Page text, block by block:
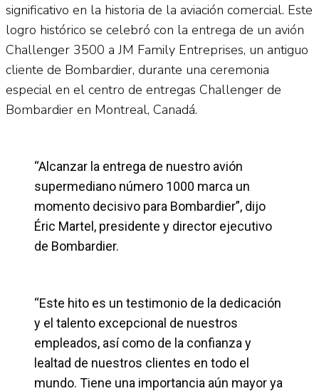
significativo en la historia de la aviación comercial. Este
logro histórico se celebró con la entrega de un avión
Challenger 3500 a JM Family Entreprises, un antiguo
cliente de Bombardier, durante una ceremonia
especial en el centro de entregas Challenger de
Bombardier en Montreal, Canadá.
“Alcanzar la entrega de nuestro avión
supermediano número 1000 marca un
momento decisivo para Bombardier”, dijo
Éric Martel, presidente y director ejecutivo
de Bombardier.
“Este hito es un testimonio de la dedicación
y el talento excepcional de nuestros
empleados, así como de la confianza y
lealtad de nuestros clientes en todo el
mundo. Tiene una importancia aún mayor ya